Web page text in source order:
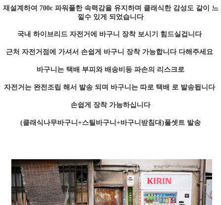
재설계하여 700c 파워풀한 속력감을 유지하며 클래식한 감성도 같이 느
낄수 있게 되었습니다
국내 하이브리드 자전거에 바구니 장착 보시기 힘드실겁니다
근처 자전거점에 가셔서 손쉽게 바구니 장착 가능합니다 다해주세요
바구니는 택배 부피와 배송비등 파손의 리스크로
자전거는 완전조립 해서 발송 되며 바구니는 따로 택배 로 발송됩니다
손쉽게 장착 가능하십니다
(클래식나무바구니+스틸바구니+바구니받침대)풀셋트 발송